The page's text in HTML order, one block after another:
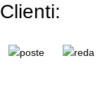
Clienti: